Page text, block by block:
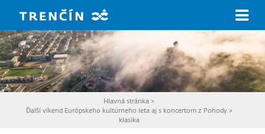
Hlavná stránka >
Ďalší víkend Európskeho kultúrneho leta aj s koncertom z Pohody>
klasika